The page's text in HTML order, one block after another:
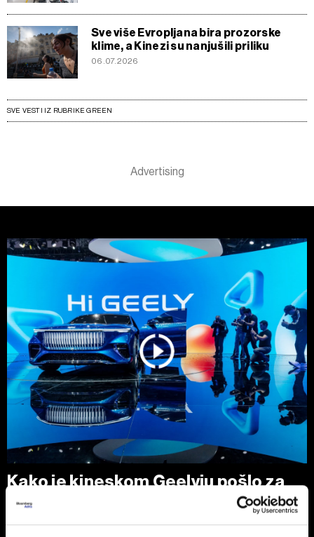
Sve više Evropljana bira prozorske
klime, a Kinezi su nanjušili priliku
06.07.2026
SVE VESTI IZ RUBRIKE GREEN
Kako je kineskom Geelyju pošlo za
rukom da nadmaši veliki BYD
Geely se u vremenu neizvesnosti oslanja na globalnu